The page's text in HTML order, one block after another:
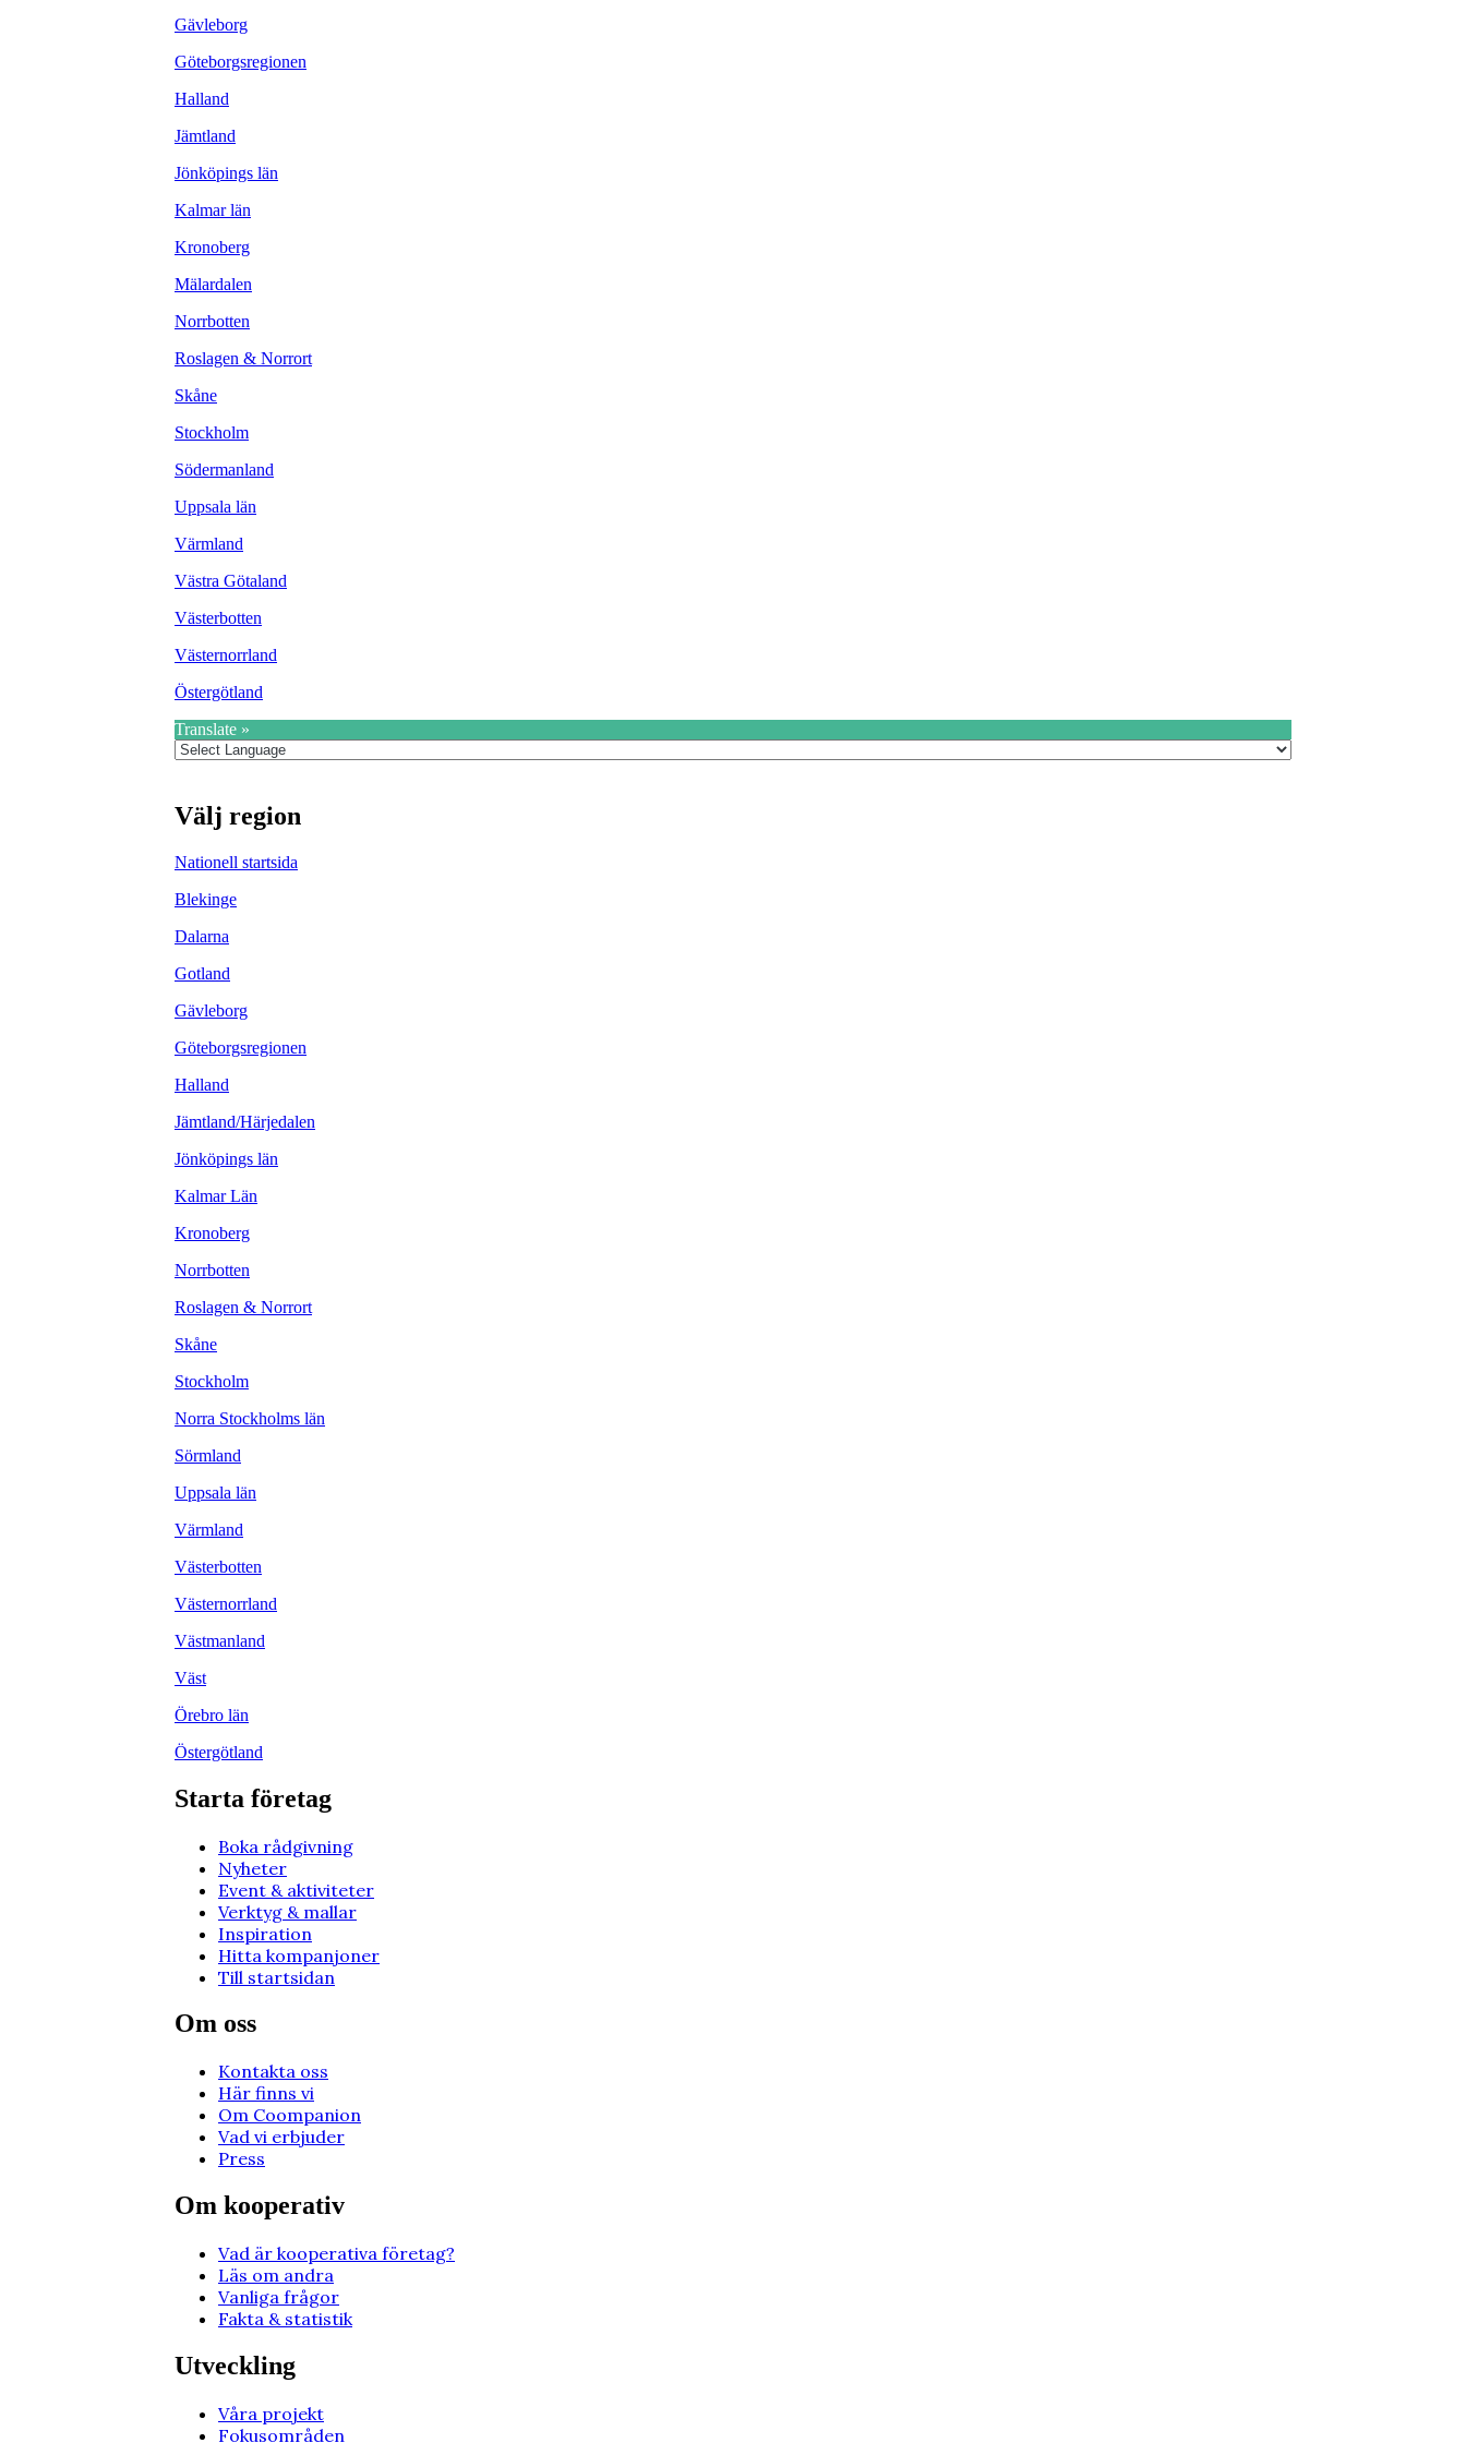
Gävleborg
Göteborgsregionen
Halland
Jämtland
Jönköpings län
Kalmar län
Kronoberg
Mälardalen
Norrbotten
Roslagen & Norrort
Skåne
Stockholm
Södermanland
Uppsala län
Värmland
Västra Götaland
Västerbotten
Västernorrland
Östergötland
Translate »
Välj region
Nationell startsida
Blekinge
Dalarna
Gotland
Gävleborg
Göteborgsregionen
Halland
Jämtland/Härjedalen
Jönköpings län
Kalmar Län
Kronoberg
Norrbotten
Roslagen & Norrort
Skåne
Stockholm
Norra Stockholms län
Sörmland
Uppsala län
Värmland
Västerbotten
Västernorrland
Västmanland
Väst
Örebro län
Östergötland
Starta företag
Boka rådgivning
Nyheter
Event & aktiviteter
Verktyg & mallar
Inspiration
Hitta kompanjoner
Till startsidan
Om oss
Kontakta oss
Här finns vi
Om Coompanion
Vad vi erbjuder
Press
Om kooperativ
Vad är kooperativa företag?
Läs om andra
Vanliga frågor
Fakta & statistik
Utveckling
Våra projekt
Fokusområden